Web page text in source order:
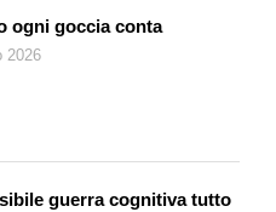
ogni goccia conta
2026
guerra cognitiva tutto